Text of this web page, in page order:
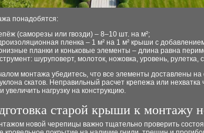
понадобятся:
(саморезы или гвозди) – 8–10 шт. на м²;
пленка – 1 м² на 1 м² крыши с
планки и коньковые элементы – длина равна
шуруповерт, молоток, ножовка, уровень, рулетка,
монтажа убедитесь, что все элементы доставлены
скатов. Неправильный расчет крепежа или нехватка
увеличить нагрузку на конструкцию.
старой крыши к монтажу
новой черепицы важно тщательно проверить